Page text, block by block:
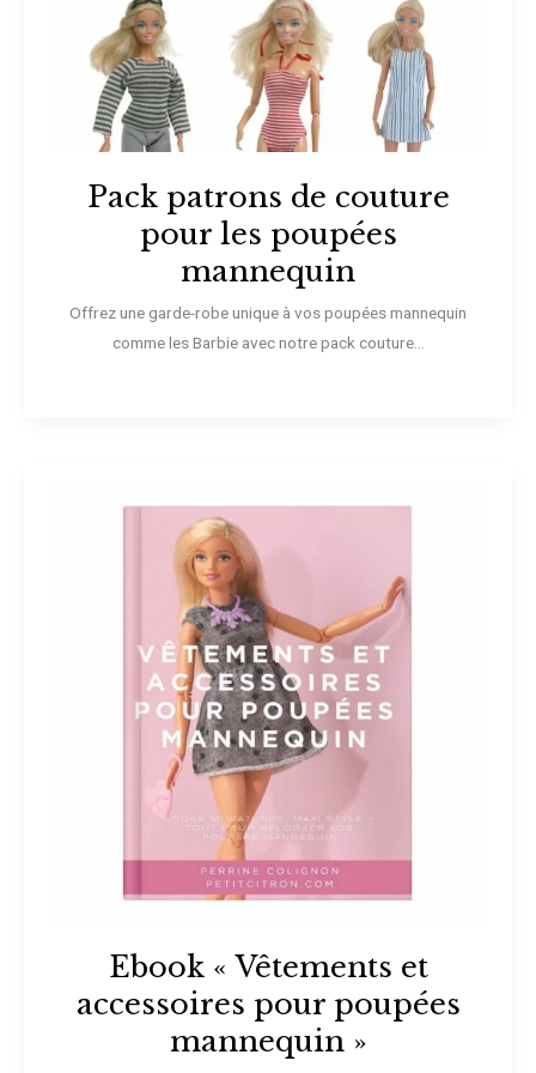
Pack patrons de couture
pour les poupées
mannequin
Offrez une garde-robe unique à vos poupées mannequin
comme les Barbie avec notre pack couture...
Ebook « Vêtements et
accessoires pour poupées
mannequin »